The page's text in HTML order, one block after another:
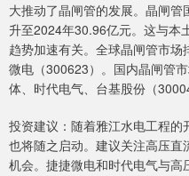
大推动了晶闸管的发展。晶闸
升至2024年30.96亿元。这与本
趋势加速有关。全球晶闸管市
微电（300623）。国内晶闸管
体、时代电气、台基股份（
投资建议：随着雅江水电工程
也将随之启动。建议关注高压
机会。捷捷微电和时代电气与